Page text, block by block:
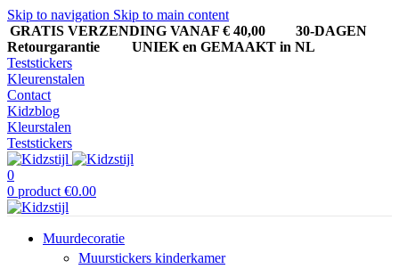
Skip to navigation Skip to main content
GRATIS VERZENDING VANAF € 40,00
30-DAGEN
Retourgarantie UNIEK en GEMAAKT in NL
Teststickers
Kleurenstalen
Contact
Kidzblog
Kleurstalen
Teststickers
0
0 product €0.00
Muurdecoratie
Muurstickers kinderkamer